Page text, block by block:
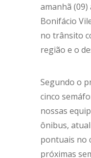
amanhã
Bonifácio
no trânsito
região e o
Segundo o
cinco
nossas
ônibus,
pontuais no
próximas